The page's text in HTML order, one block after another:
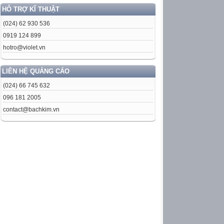
HỖ TRỢ KĨ THUẬT
(024) 62 930 536
0919 124 899
hotro@violet.vn
LIÊN HỆ QUẢNG CÁO
(024) 66 745 632
096 181 2005
contact@bachkim.vn